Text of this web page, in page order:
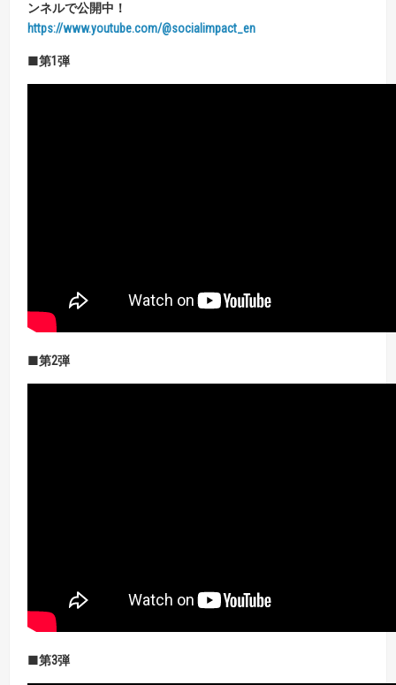
ンネルで公開中！
https://www.youtube.com/@socialimpact_en
■第1 弾
■第2弾
■第3弾